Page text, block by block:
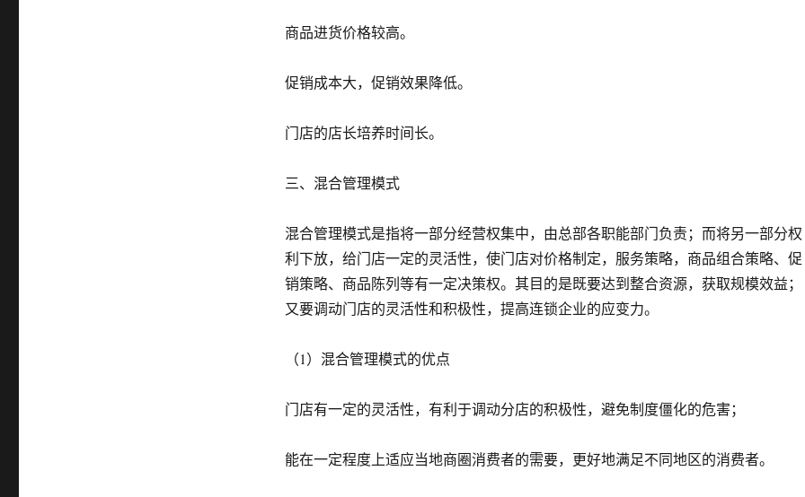
商品进货价格较高。
促销成本大，促销效果降低。
门店的店长培养时间长。
三、混合管理模式
混合管理模式是指将一部分经营权集中，由总部各职能部门负责；而将另一部分权
利下放，给门店一定的灵活性，使门店对价格制定，服务策略，商品组合策略、促
销策略、商品陈列等有一定决策权。其目的是既要达到整合资源，获取规模效益；
又要调动门店的灵活性和积极性，提高连锁企业的应变力。
（1）混合管理模式的优点
门店有一定的灵活性，有利于调动分店的积极性，避免制度僵化的危害；
能在一定程度上适应当地商圈消费者的需要，更好地满足不同地区的消费者。